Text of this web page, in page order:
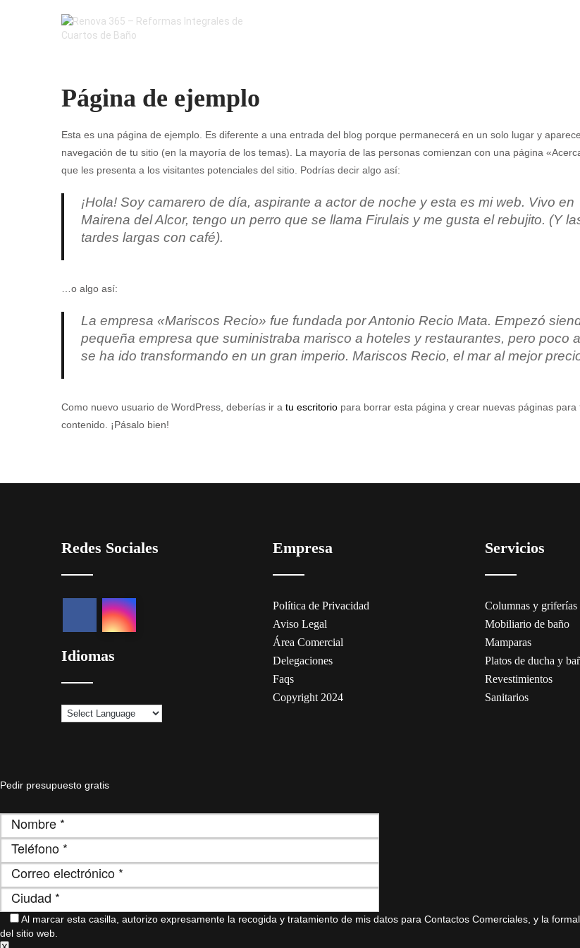
Página de ejemplo
Esta es una página de ejemplo. Es diferente a una entrada del blog porque permanecerá en un solo lugar y
navegación de tu sitio (en la mayoría de los temas). La mayoría de las personas comienzan con una página
que les presenta a los visitantes potenciales del sitio. Podrías decir algo así:
¡Hola! Soy camarero de día, aspirante a actor de noche y esta es mi web. Vivo en
Mairena del Alcor, tengo un perro que se llama Firulais y me gusta el rebujito. (Y
tardes largas con café).
…o algo así:
La empresa «Mariscos Recio» fue fundada por Antonio Recio Mata. Empezó
pequeña empresa que suministraba marisco a hoteles y restaurantes, pero poco
se ha ido transformando en un gran imperio. Mariscos Recio, el mar al mejor
Como nuevo usuario de WordPress, deberías ir a tu escritorio para borrar esta página y crear nuevas páginas para
contenido. ¡Pásalo bien!
Redes Sociales
Idiomas
Empresa
Política de Privacidad
Aviso Legal
Área Comercial
Delegaciones
Faqs
Copyright 2024
Servicios
Columnas y griferías
Mobiliario de baño
Mamparas
Platos de ducha y
Revestimientos
Sanitarios
Pedir presupuesto gratis
Al marcar esta casilla, autorizo ​​expresamente la recogida y tratamiento de mis datos para Contactos Comerciales, y la
del sitio web.